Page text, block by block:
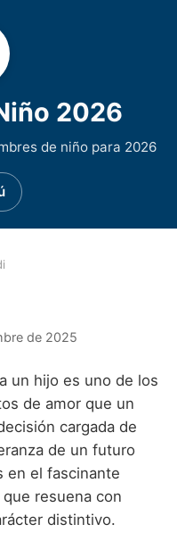
2026
de niño para 2026
por D
por E
por F
por G
por H
Celtas
Egipcios
Griegos
Arabes
Chinos
de 2025
un hijo es uno de los
de amor que un
cargada de
de un futuro
en el fascinante
resuena con
distintivo.